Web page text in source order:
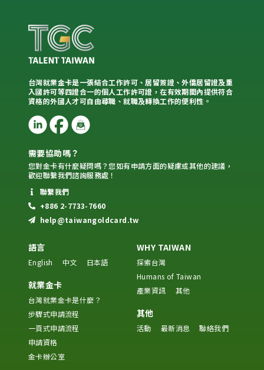
台灣就業金卡是一張結合工作許可、居留簽證、外僑居留證及重
入國許可等四證合一的個人工作許可證，在有效期間內提供符合
資格的外國人才可自由尋職、就職及轉換工作的便利性。
需要協助嗎？
您對金卡有什麼疑問嗎？您如有申請方面的疑慮或其他的建議，
歡迎聯繫我們諮詢服務處！
聯繫我們
+886 2-7733-7660
help@taiwangoldcard.tw
語言
English 中文 日本語
就業金卡
台灣就業金卡是什麼？
步驟式申請流程
一頁式申請流程
申請資格
金卡辦公室
WHY TAIWAN
探索台灣
Humans of Taiwan
產業資訊
其他
其他
活動 最新消息 聯絡我們